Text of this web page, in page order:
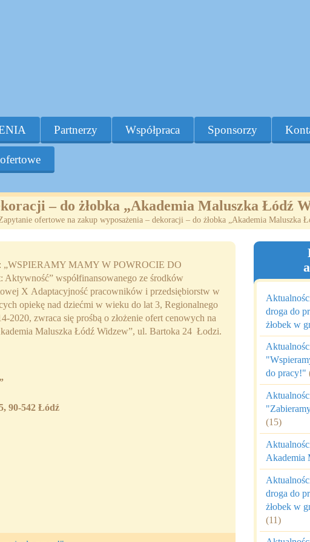
Partnerzy Współpraca Sponsorzy
– do żłobka „Akademia Maluszka Łódź
ofertowe na zakup wyposażenia – dekoracji – do żłobka „Akademia Maluszka
„WSPIERAMY MAMY W POWROCIE DO
współfinansowanego ze środków
X Adaptacyjność pracowników i przedsiębiorstw w
opiekę nad dziećmi w wieku do lat 3, Regionalnego
zwraca się prośbą o złożenie ofert cenowych na
Maluszka Łódź Widzew”, ul. Bartoka 24 Łodzi.
90-542 Łódź
droga do
żłobek w
do pracy!"
(15)
Akademia
droga do
żłobek w
(11)